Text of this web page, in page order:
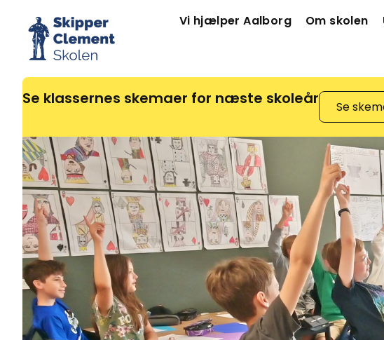
Vi hjælper Aalborg Om skolen
Se klassernes skemaer for næste skoleår Se